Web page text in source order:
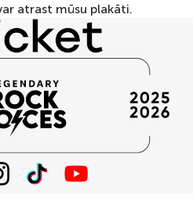
atrast mūsu plakāti.